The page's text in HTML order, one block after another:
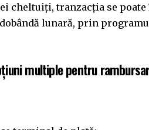
cheltuiți, tranzacția se poate
lunară, prin
multiple pentru